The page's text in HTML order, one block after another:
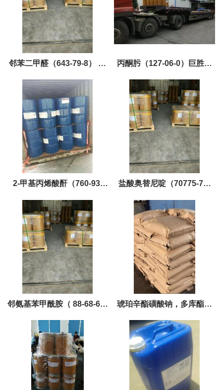
邻苯二甲醛（643-79-8） 巨
胜黄金产品，现货优势供应
丙酮肟（127-06-0）巨胜主
打产品，现货，优势供应
2-甲基丙烯酸酐（760-93-
0）巨胜黄金产品，现货，优
势供应
盐酸奥替尼啶（70775-75-
6）黄金产品现货，优势供应
邻氨基苯甲酰胺（ 88-68-6）
黄金产品现货，优势供应
琥珀辛酯磺酸钠，多库酯钠
（577-11-7 ）黄金产品现货
优势供应